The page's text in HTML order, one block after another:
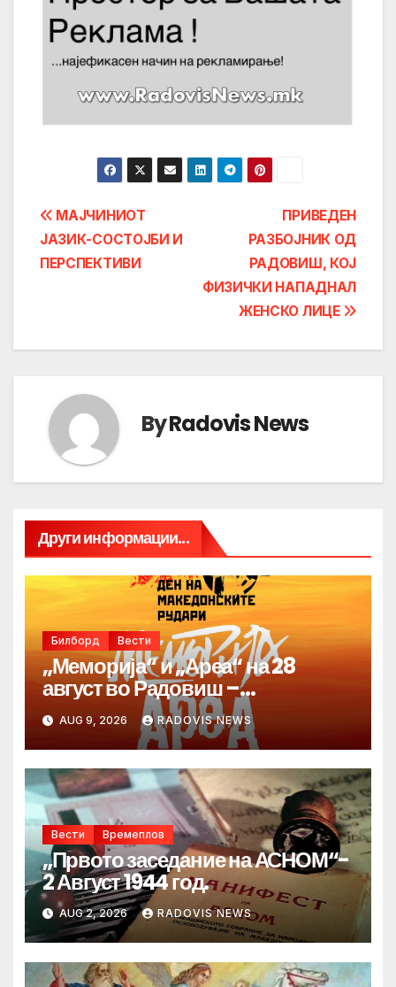
Post
navigation
ПРИВЕДЕН
РАЗБОЈНИК ОД
РАДОВИШ, КОЈ
ФИЗИЧКИ НАПАДНАЛ
ЖЕНСКО ЛИЦE
МАЈЧИНИОТ
ЈАЗИК-СОСТОЈБИ И
ПЕРСПЕКТИВИ
ByRadovis News
Други информации...
Билборд Вести
„Меморија“ и „Ареа“ на 28
август во Радовиш –
продолжува традицијата за
Денот на македонските рудари
AUG 9, 2026 RADOVIS NEWS
Вести Времеплов
„Првото заседание на АСНОМ“-
2 Август 1944 год.
AUG 2, 2026 RADOVIS NEWS